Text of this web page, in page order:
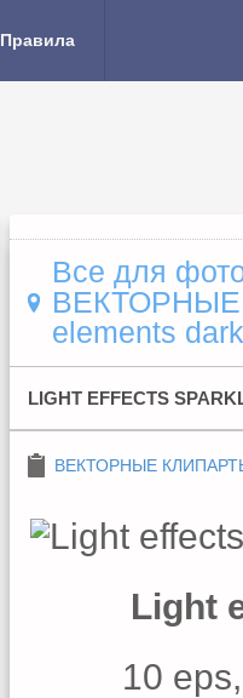
Правила
Все для
elements
LIGHT EFFECTS
ВЕКТОРНЫЕ
Light
10